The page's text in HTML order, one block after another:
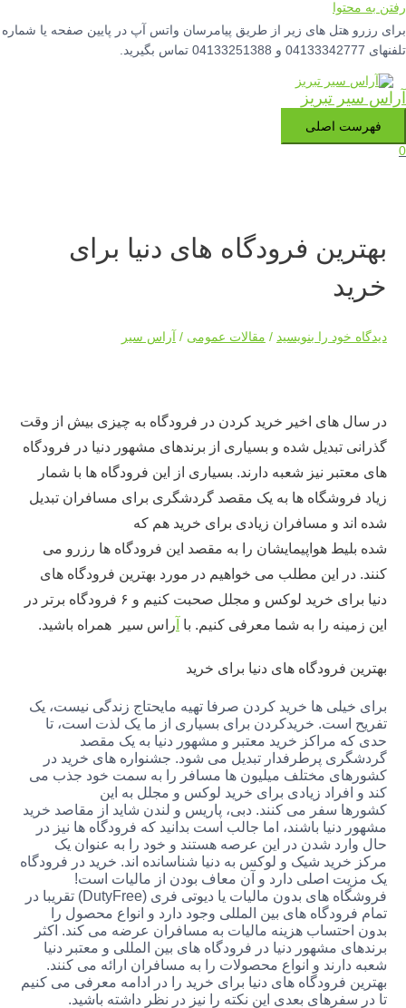
های زیر از طریق پیامرسان واتس آپ در پایین صفحه یا شماره
تبریز
اصلی
فرودگاه های دنیا برای
را بنویسید / مقالات عمومی/آراس سیر
های اخیر خرید کردن در فرودگاه به چیزی بیش از وقت
تبدیل شده و بسیاری از برندهای مشهور دنیا در فرودگاه
نیز شعبه دارند. بسیاری از این فرودگاه ها با شمار
ها به یک مقصد گردشگری برای مسافران تبدیل
و مسافران زیادی برای خرید هم که
هواپیمایشان را به مقصد این فرودگاه ها رزرو می
این مطلب می خواهیم در مورد بهترین فرودگاه های
دنیا برای خرید لوکس و مجلل صحبت کنیم و ۶ فرودگاه برتر در
را به شما معرفی کنیم. باآ راس سیر همراه باشید.
فرودگاه های دنیا برای خرید
ها خرید کردن صرفا تهیه مایحتاج زندگی نیست، یک
خریدکردن برای بسیاری از ما یک لذت است، تا
مراکز خرید معتبر و مشهور دنیا به یک مقصد
پرطرفدار تبدیل می شود. جشنواره های خرید در
مختلف میلیون ها مسافر را به سمت خود جذب می
زیادی برای خرید لوکس و مجلل به این
سفر می کنند. دبی، پاریس و لندن شاید از مقاصد خرید
باشند، اما جالب است بدانید که فرودگاه ها نیز در
شدن در این عرصه هستند و خود را به عنوان یک
شیک و لوکس به دنیا شناسانده اند. خرید در فرودگاه
اصلی دارد و آن معاف بودن از مالیات است!
فروشگاه های بدون مالیات یا دیوتی فری (DutyFree) تقریبا در
های بین المللی وجود دارد و انواع محصول را
هزینه مالیات به مسافران عرضه می کند. اکثر
مشهور دنیا در فرودگاه های بین المللی و معتبر دنیا
و انواع محصولات را به مسافران ارائه می کنند.
فرودگاه های دنیا برای خرید را در ادامه معرفی می کنیم
بعدی این نکته را نیز در نظر داشته باشید.